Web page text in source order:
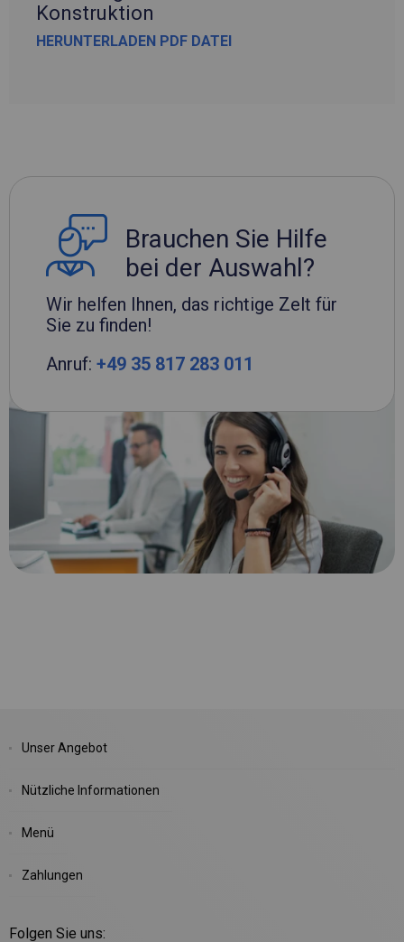
Konstruktion
HERUNTERLADEN PDF DATEI
Brauchen Sie Hilfe
bei der Auswahl?
Wir helfen Ihnen, das richtige Zelt für
Sie zu finden!
Anruf: +49 35 817 283 011
Unser Angebot
Nützliche Informationen
Menü
Zahlungen
Folgen Sie uns: